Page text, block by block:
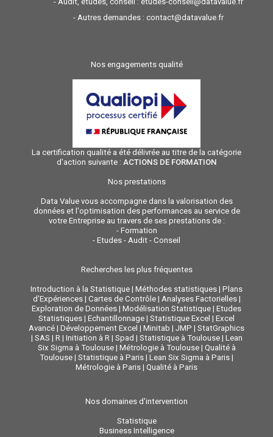
- Autres demandes : contact@datavalue.fr
Nos engagements qualité
La certification qualité a été délivrée au titre de la catégorie
d'action suivante : ACTIONS DE FORMATION
Nos prestations
Data Value vous accompagne dans la valorisation des
données et l'optimisation des performances au service de
votre Entreprise au travers de ses prestations de :
- Formation
- Etudes - Audit - Conseil
Recherches les plus fréquentes
Introduction à la Statistique | Méthodes statistiques | Plans
d'Expériences| Cartes de Contrôle| Analyses Factorielles|
Exploration de Données | Modélisation Statistique | Etudes
Statistiques | Echantillonnage | Statistique Excel | Excel
Avancé | Développement Excel | Minitab | JMP | StatGraphics
| SAS | R| Initiation à R| Spad | Statistique à Toulouse| Lean
Six Sigma à Toulouse| Métrologie à Toulouse| Qualité à
Toulouse | Statistique à Paris | Lean Six Sigma à Paris |
Métrologie à Paris | Qualité à Paris
Nos domaines d'intervention
Statistique
Business Intelligence